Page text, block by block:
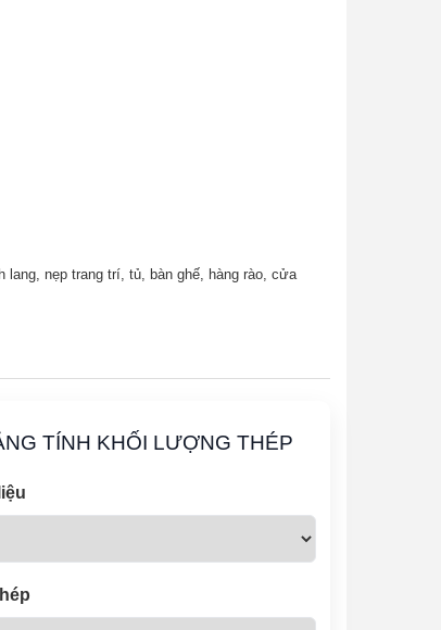
lang, nẹp trang trí, tủ, bàn ghế, hàng rào, cửa
TÍNH KHỐI LƯỢNG THÉP